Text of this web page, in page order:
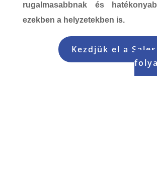
rugalmasabbnak és
ezekben a helyzetekben is.
Kezdjük el a